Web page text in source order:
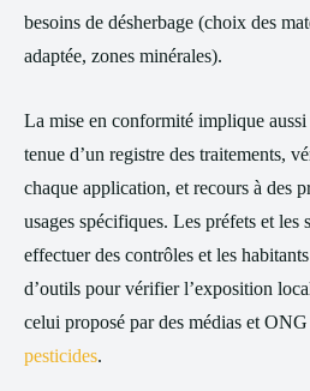
besoins de désherbage (choix des
adaptée, zones minérales).
La mise en conformité implique
tenue d’un registre des traitements,
chaque application, et recours à des
usages spécifiques. Les préfets et les
effectuer des contrôles et les
d’outils pour vérifier l’exposition
celui proposé par des médias et ONG
pesticides.